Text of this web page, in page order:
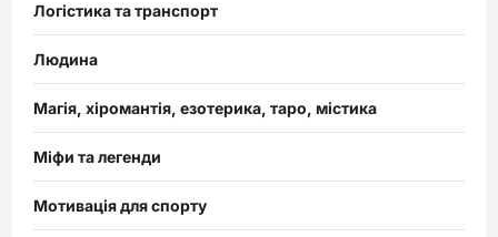
Логістика та транспорт
Людина
Магія, хіромантія, езотерика, таро, містика
Міфи та легенди
Мотивація для спорту